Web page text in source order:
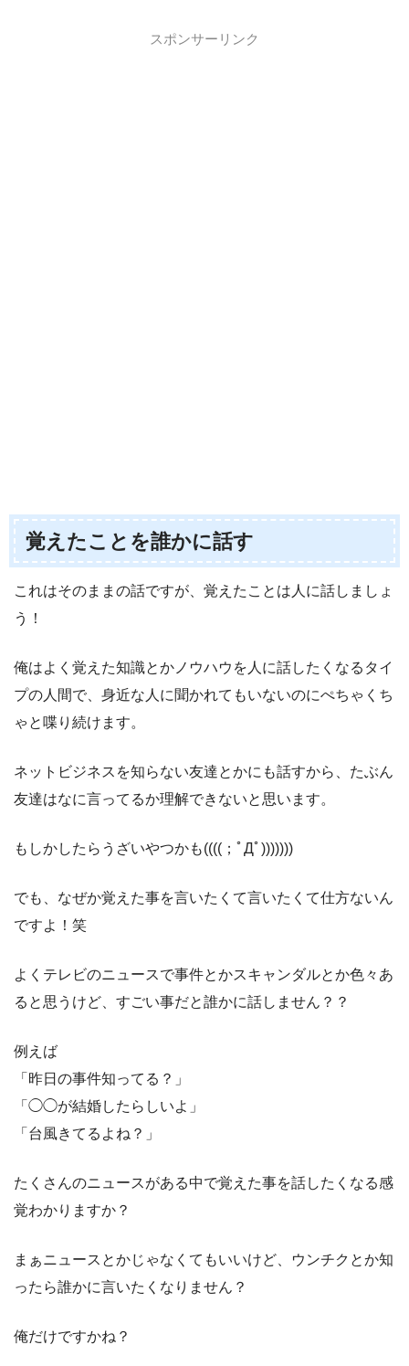
スポンサーリンク
覚えたことを誰かに話す
これはそのままの話ですが、覚えたことは人に話しましょ
う！
俺はよく覚えた知識とかノウハウを人に話したくなるタイ
プの人間で、身近な人に聞かれてもいないのにぺちゃくち
ゃと喋り続けます。
ネットビジネスを知らない友達とかにも話すから、たぶん
友達はなに言ってるか理解できないと思います。
もしかしたらうざいやつかも((((；ﾟДﾟ)))))))
でも、なぜか覚えた事を言いたくて言いたくて仕方ないん
ですよ！笑
よくテレビのニュースで事件とかスキャンダルとか色々あ
ると思うけど、すごい事だと誰かに話しません？？
例えば
「昨日の事件知ってる？」
「◯◯が結婚したらしいよ」
「台風きてるよね？」
たくさんのニュースがある中で覚えた事を話したくなる感
覚わかりますか？
まぁニュースとかじゃなくてもいいけど、ウンチクとか知
ったら誰かに言いたくなりません？
俺だけですかね？